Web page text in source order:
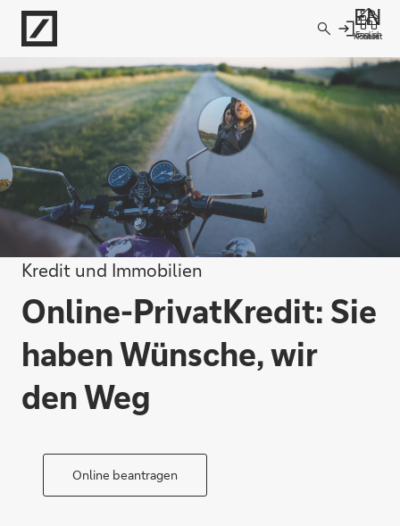
Direkt zur Hauptnavigation (Enter drücken)
Direkt zur Suche (Enter drücken)
Direkt zum Hauptinhalt (Enter drücken)
Kontakt
English
Filiale
Kredit und Immobilien
Online-PrivatKredit: Sie
haben Wünsche, wir
den Weg
Online beantragen